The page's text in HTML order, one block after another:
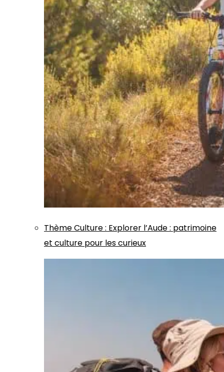
ThèmeCulture: Explorer l’Aude : patrimoine
et culture pour les curieux